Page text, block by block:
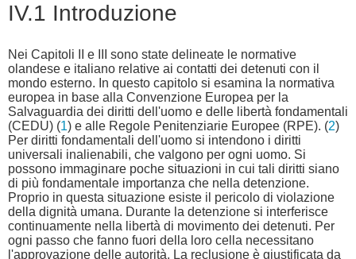
IV.1 Introduzione
Nei Capitoli II e III sono state delineate le normative
olandese e italiano relative ai contatti dei detenuti con il
mondo esterno. In questo capitolo si esamina la normativa
europea in base alla Convenzione Europea per la
Salvaguardia dei diritti dell'uomo e delle libertà fondamentali
(CEDU) (1) e alle Regole Penitenziarie Europee (RPE). (2)
Per diritti fondamentali dell'uomo si intendono i diritti
universali inalienabili, che valgono per ogni uomo. Si
possono immaginare poche situazioni in cui tali diritti siano
di più fondamentale importanza che nella detenzione.
Proprio in questa situazione esiste il pericolo di violazione
della dignità umana. Durante la detenzione si interferisce
continuamente nella libertà di movimento dei detenuti. Per
ogni passo che fanno fuori della loro cella necessitano
l'approvazione delle autorità. La reclusione è giustificata da